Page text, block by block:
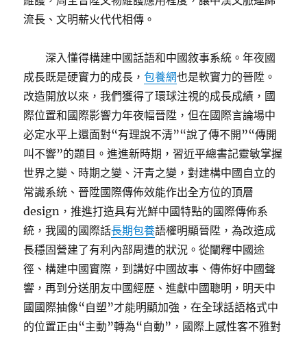
流長、文明薪火代代相傳。
深入懂得構建中國話語和中國敘事系統。年夜國
成長既是硬實力的成長，包養網也是軟實力的晉陞。
改造開放以來，我們獲得了環球注視的成長成績，國
際位置和國際影響力年夜幅晉陞，但在國際言論場中
必定水平上還面對“有理說不清”“說了傳不開”“傳開
叫不響”的題目。進進新時期，習近平總書記靈敏掌握
世界之變、時期之變、汗青之變，對建構中國自立的
常識系統、晉陞國際傳佈效能作出全方位的頂層
design，推進打造具有光鮮中國特點的國際傳佈系
統，我國的國際話長期包養語權明顯晉陞，為改造成
長穩固營建了有利內部周遭的狀況。從闡釋中國途
徑、構建中國實際，到講好中國故事、傳佈好中國聲
響，再到分送朋友中國經歷、進獻中國聰明，明天中
國國際抽像“自塑”才能明顯加強，在全球話語格式中
的位置正由“主動”轉為“自動”，國際上感性客不雅對